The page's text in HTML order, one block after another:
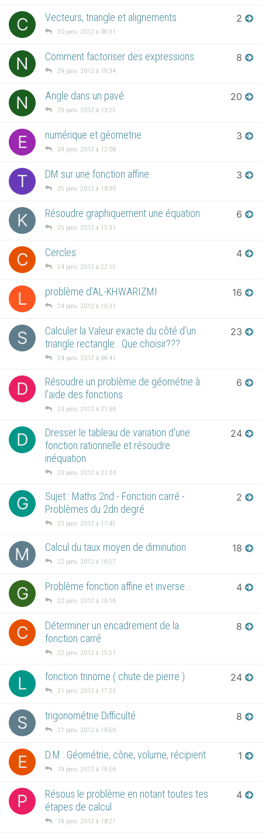
C Vecteurs, triangle et alignements
30 janv. 2012 à 09:31
2
N Comment factoriser des expressions
29 janv. 2012 à 19:34
8
N Angle dans un pavé
29 janv. 2012 à 13:25
20
E numérique et géometrie
29 janv. 2012 à 12:08
3
T DM sur une fonction affine
25 janv. 2012 à 18:30
3
K Résoudre graphiquement une équation
25 janv. 2012 à 15:31
6
C Cercles
24 janv. 2012 à 22:15
4
L problème d'AL-KHWARIZMI
24 janv. 2012 à 16:31
16
S
Calculer la Valeur exacte du côté d'un
triangle rectangle...Que choisir???
24 janv. 2012 à 09:41
23
D
Résoudre un problème de géométrie à
l'aide des fonctions
23 janv. 2012 à 21:36
6
D
Dresser le tableau de variation d'une
fonction rationnelle et résoudre
inéquation
23 janv. 2012 à 21:34
24
G
Sujet : Maths 2nd - Fonction carré -
Problèmes du 2dn degré
23 janv. 2012 à 17:45
2
M Calcul du taux moyen de diminution
22 janv. 2012 à 16:57
18
G Problème fonction affine et inverse...
22 janv. 2012 à 16:16
4
C
Déterminer un encadrement de la
fonction carré
22 janv. 2012 à 15:51
8
L fonction trinome ( chute de pierre )
21 janv. 2012 à 17:23
24
S trigonométrie Difficulté
21 janv. 2012 à 16:56
8
E D.M : Géométrie, cône, volume, récipient
19 janv. 2012 à 19:56
1
P
Résous le problème en notant toutes tes
étapes de calcul
19 janv. 2012 à 18:27
4